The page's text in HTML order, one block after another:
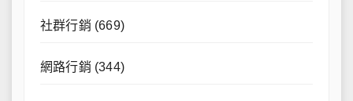
社群行銷 (669)
網路行銷 (344)